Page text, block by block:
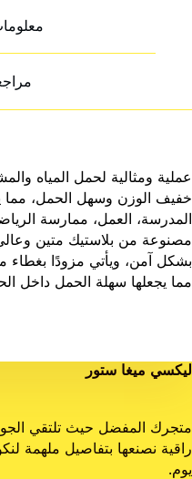
عملية ومثالية لحمل المياه
خفيف الوزن وسهل الحمل، مما
المدرسة، العمل، ممارسة
مصنوعة من بلاستيك متين
بشكل آمن، ويأتي مزودًا بغطاء
مما يجعلها سهلة الحمل داخل
ليكسي ميغا ستور
متجرك المفضل حيث تلتقي
راقية نصنعها بتفاصيل ملهمة
يوم.